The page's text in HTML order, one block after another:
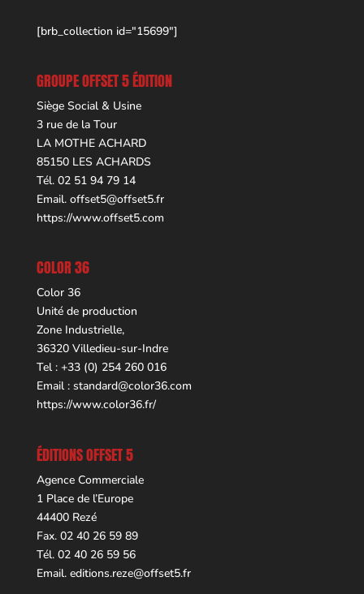
[brb_collection id="15699"]
GROUPE OFFSET 5 ÉDITION
Siège Social & Usine
3 rue de la Tour
LA MOTHE ACHARD
85150 LES ACHARDS
Tél. 02 51 94 79 14
Email. offset5@offset5.fr
https://www.offset5.com
COLOR 36
Color 36
Unité de production
Zone Industrielle,
36320 Villedieu-sur-Indre
Tel : +33 (0) 254 260 016
Email : standard@color36.com
https://www.color36.fr/
ÉDITIONS OFFSET 5
Agence Commerciale
1 Place de l’Europe
44400 Rezé
Fax. 02 40 26 59 89
Tél. 02 40 26 59 56
Email. editions.reze@offset5.fr